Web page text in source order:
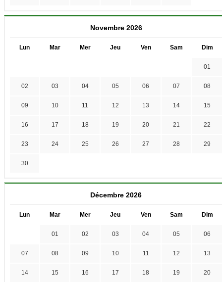
Novembre 2026
Lun Mar Mer Jeu Ven Sam Dim
01
02 03 04 05 06 07 08
09 10 11 12 13 14 15
16 17 18 19 20 21 22
23 24 25 26 27 28 29
30
Décembre 2026
Lun Mar Mer Jeu Ven Sam Dim
01 02 03 04 05 06
07 08 09 10 11 12 13
14 15 16 17 18 19 20